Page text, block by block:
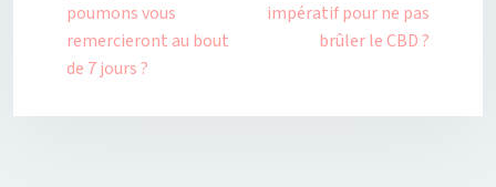
poumons vous
remercieront au bout
de 7 jours ?
impératif pour ne pas
brûler le CBD ?